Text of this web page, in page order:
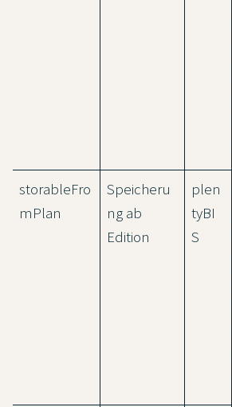
storableFro
mPlan
Speicheru
ng ab
Edition
plen
tyBI
S